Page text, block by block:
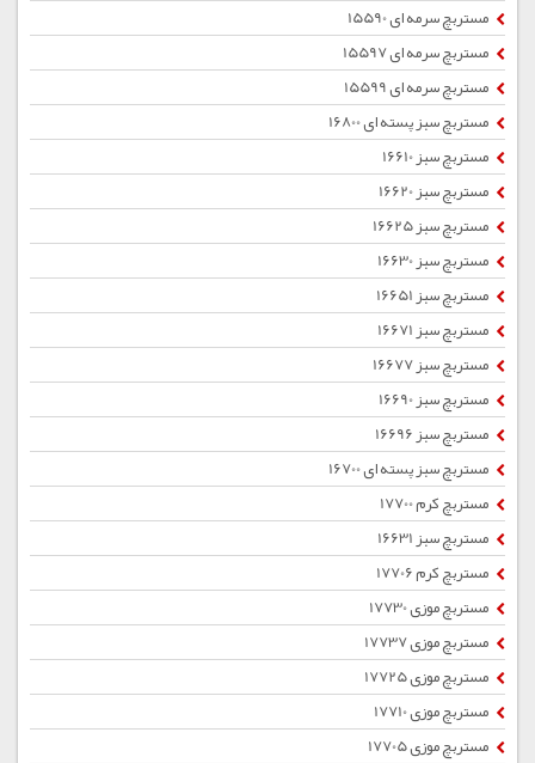
مستربچ سرمه ای 15590
مستربچ سرمه ای 15597
مستربچ سرمه ای 15599
مستربچ سبز پسته ای 16800
مستربچ سبز 16610
مستربچ سبز 16620
مستربچ سبز 16625
مستربچ سبز 16630
مستربچ سبز 16651
مستربچ سبز 16671
مستربچ سبز 16677
مستربچ سبز 16690
مستربچ سبز 16696
مستربچ سبز پسته ای 16700
مستربچ کرم 17700
مستربچ سبز 16631
مستربچ کرم 17706
مستربچ موزی 17730
مستربچ موزی 17737
مستربچ موزی 17725
مستربچ موزی 17710
مستربچ موزی 17705